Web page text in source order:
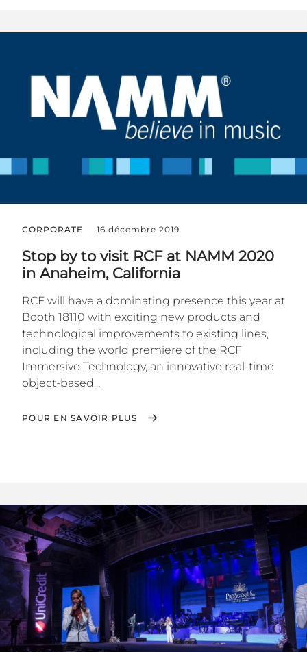
CORPORATE 16 décembre 2019
Stop by to visit RCF at NAMM 2020
in Anaheim, California
RCF will have a dominating presence this year at
Booth 18110 with exciting new products and
technological improvements to existing lines,
including the world premiere of the RCF
Immersive Technology, an innovative real-time
object-based...
POUR EN SAVOIR PLUS